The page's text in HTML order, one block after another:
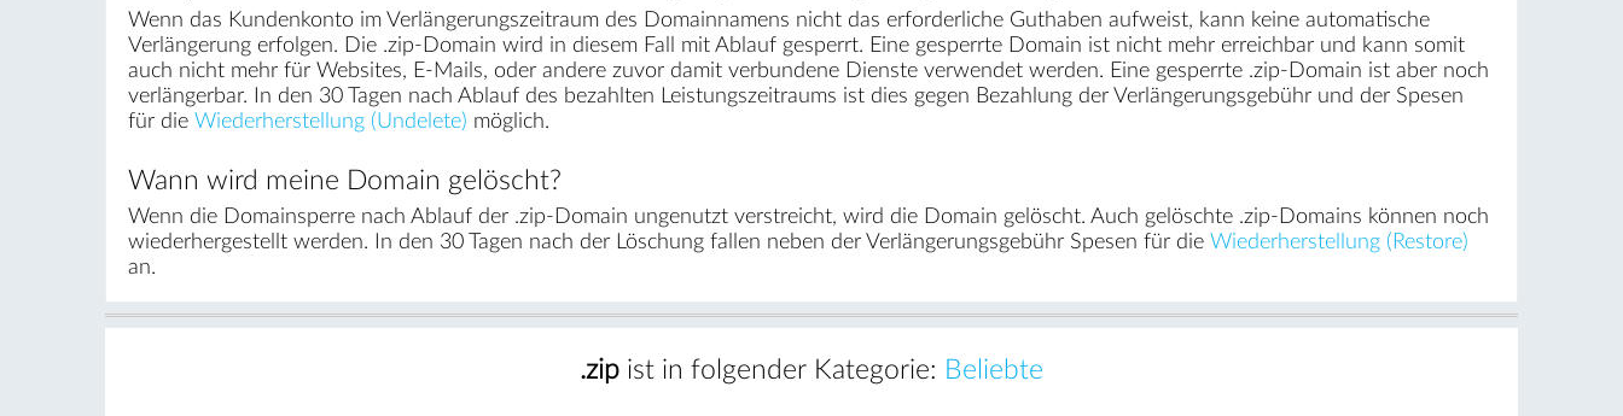
Wenn das Kundenkonto im Verlängerungszeitraum des Domainnamens nicht das erforderliche Guthaben aufweist, kann keine automatische
Verlängerung erfolgen. Die .zip-Domain wird in diesem Fall mit Ablauf gesperrt. Eine gesperrte Domain ist nicht mehr erreichbar und kann somit
auch nicht mehr für Websites, E-Mails, oder andere zuvor damit verbundene Dienste verwendet werden. Eine gesperrte .zip-Domain ist aber noch
verlängerbar. In den 30 Tagen nach Ablauf des bezahlten Leistungszeitraums ist dies gegen Bezahlung der Verlängerungsgebühr und der Spesen
für die Wiederherstellung (Undelete) möglich.
Wann wird meine Domain gelöscht?
Wenn die Domainsperre nach Ablauf der .zip-Domain ungenutzt verstreicht, wird die Domain gelöscht. Auch gelöschte .zip-Domains können noch
wiederhergestellt werden. In den 30 Tagen nach der Löschung fallen neben der Verlängerungsgebühr Spesen für die Wiederherstellung (Restore)
an.
.zip ist in folgender Kategorie: Beliebte